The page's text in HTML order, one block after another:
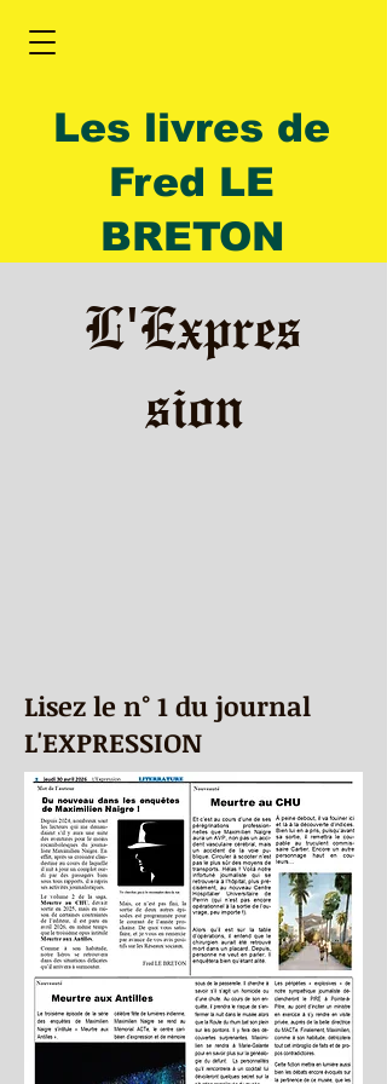
Les livres de
Fred LE
BRETON
L'Expres
sion
Lisez le n° 1 du journal
L'EXPRESSION